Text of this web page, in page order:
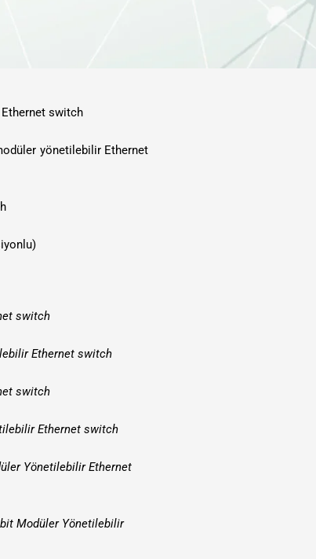
switch
yönetilebilir Ethernet
switch
Ethernet switch
switch
Ethernet switch
Yönetilebilir Ethernet
Modüler Yönetilebilir